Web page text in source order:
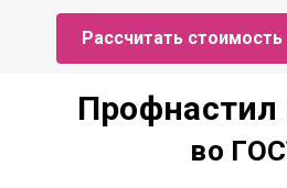
Рассчитать
Профнастил
во